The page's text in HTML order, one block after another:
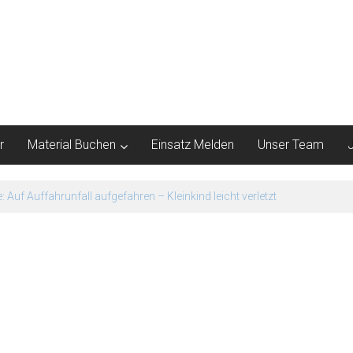
Material Buchen Einsatz Melden Unser Team
Auf Auffahrunfall aufgefahren – Kleinkind leicht verletzt